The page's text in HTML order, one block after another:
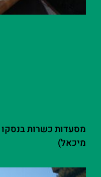
מסעדות כשרות
מיכאל)